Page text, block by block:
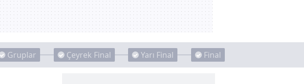
Gruplar Çeyrek Final Yarı Final Final